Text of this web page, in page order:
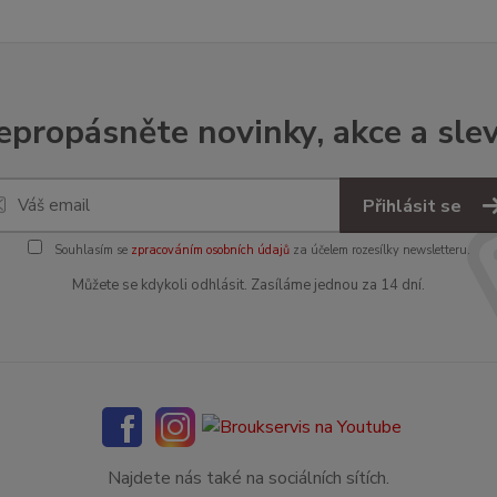
novinky, akce a
Přihlásit se
Souhlasím se zpracováním osobních údajůza účelem rozesílky newsletteru.
Můžete se kdykoli odhlásit. Zasíláme jednou za 14 dní.
Najdete nás také na sociálních sítích.